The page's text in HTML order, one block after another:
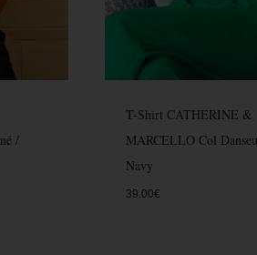
/
T-Shirt CATHERINE &
MARCELLO Col
Navy
39.00€